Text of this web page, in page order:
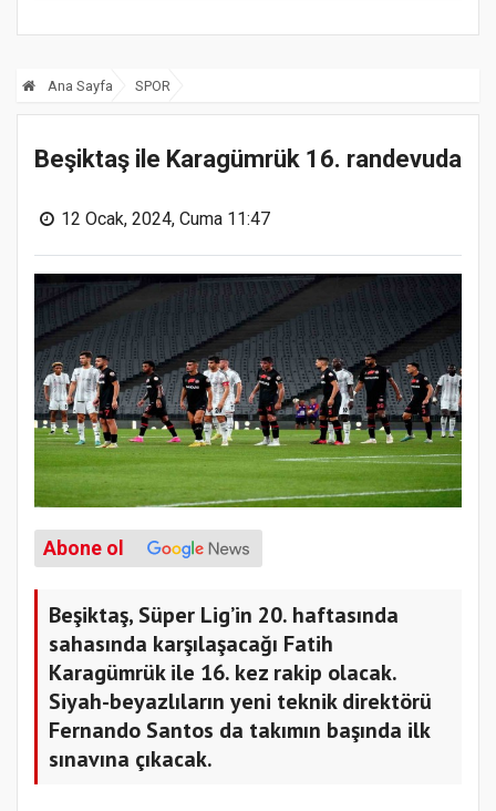
Ana Sayfa SPOR
Beşiktaş ile Karagümrük 16. randevuda
12 Ocak, 2024, Cuma 11:47
Abone ol
Beşiktaş, Süper Lig’in 20. haftasında
sahasında karşılaşacağı Fatih
Karagümrük ile 16. kez rakip olacak.
Siyah-beyazlıların yeni teknik direktörü
Fernando Santos da takımın başında ilk
sınavına çıkacak.